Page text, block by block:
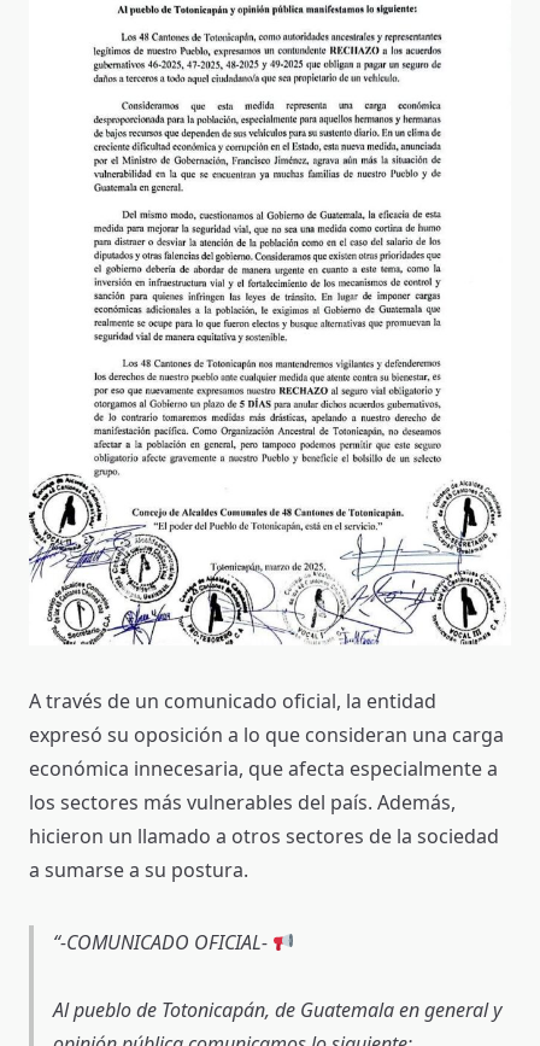
A través de un comunicado oficial, la entidad
expresó su oposición a lo que consideran una carga
económica innecesaria, que afecta especialmente a
los sectores más vulnerables del país. Además,
hicieron un llamado a otros sectores de la sociedad
a sumarse a su postura.
-COMUNICADO OFICIAL-
Al pueblo de Totonicapán, de Guatemala en general y